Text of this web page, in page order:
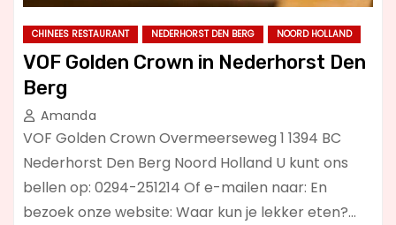
CHINEES RESTAURANT NEDERHORST DEN BERG NOORD HOLLAND
VOF Golden Crown in Nederhorst Den
Berg
Amanda
VOF Golden Crown Overmeerseweg 1 1394 BC
Nederhorst Den Berg Noord Holland U kunt ons
bellen op: 0294-251214 Of e-mailen naar: En
bezoek onze website: Waar kun je lekker eten?…